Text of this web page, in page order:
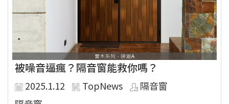
被噪音逼瘋？隔音窗能救你嗎？
2025.1.12 TopNews
隔音窗